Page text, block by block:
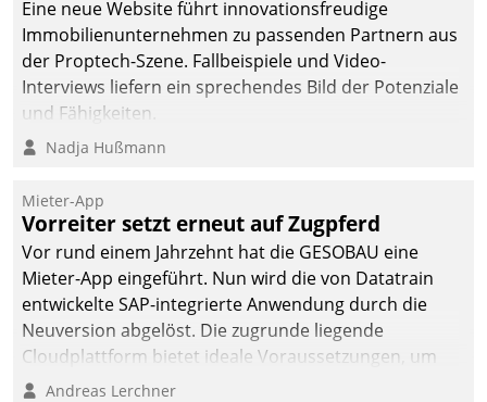
Eine neue Website führt innovationsfreudige
Immobilienunternehmen zu passenden Partnern aus
der Proptech-Szene. Fallbeispiele und Video-
Interviews liefern ein sprechendes Bild der Potenziale
und Fähigkeiten.
Nadja Hußmann
Mieter-App
Vorreiter setzt erneut auf Zugpferd
Vor rund einem Jahrzehnt hat die GESOBAU eine
Mieter-App eingeführt. Nun wird die von Datatrain
entwickelte SAP-integrierte Anwendung durch die
Neuversion abgelöst. Die zugrunde liegende
Cloudplattform bietet ideale Voraussetzungen, um
die Funktionalität der App zu erweitern und weitere
Andreas Lerchner